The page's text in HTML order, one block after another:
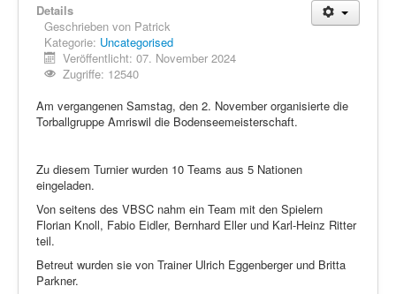
Details
Geschrieben von Patrick
Kategorie: Uncategorised
Veröffentlicht: 07. November 2024
Zugriffe: 12540
Am vergangenen Samstag, den 2. November organisierte die
Torballgruppe Amriswil die Bodenseemeisterschaft.
Zu diesem Turnier wurden 10 Teams aus 5 Nationen
eingeladen.
Von seitens des VBSC nahm ein Team mit den Spielern
Florian Knoll, Fabio Eidler, Bernhard Eller und Karl-Heinz Ritter
teil.
Betreut wurden sie von Trainer Ulrich Eggenberger und Britta
Parkner.